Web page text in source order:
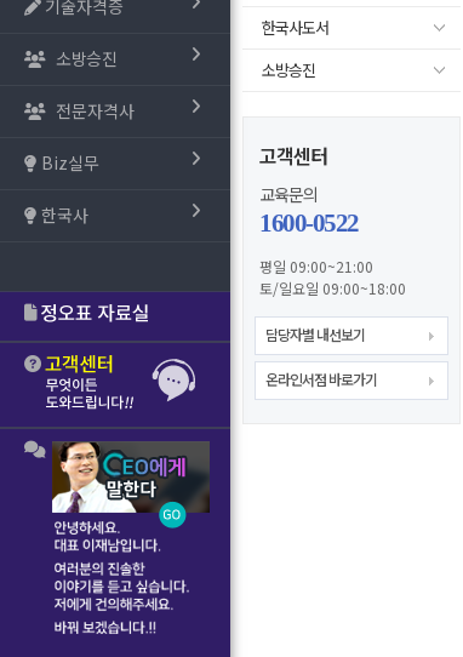
기술자격증
소방승진
전문자격사
Biz실무
한국사
한국사도서
소방승진
고객센터
교육문의
1600-0522
평일 09:00~21:00
토/일요일 09:00~18:00
담당자별 내선보기
온라인서점 바로가기